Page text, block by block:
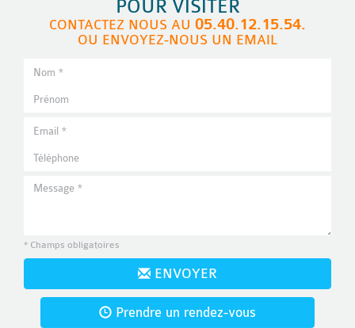
POUR VISITER
CONTACTEZ NOUS AU 05.40.12.15.54.
OU ENVOYEZ-NOUS UN EMAIL
* Champs obligatoires
ENVOYER
Prendre un rendez-vous